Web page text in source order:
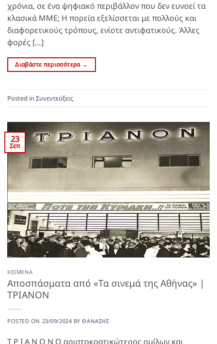
χρόνια, σε ένα ψηφιακό περιβάλλον που δεν ευνοεί τα
κλασικά ΜΜΕ; Η πορεία εξελίσσεται με πολλούς και
διαφορετικούς τρόπους, ενίοτε αντιφατικούς. Άλλες
φορές […]
Διαβάστε περισσότερα →
Posted in Συνεντεύξεις
23
Σεπ
ΚΕΊΜΕΝΑ
Αποσπάσματα από «Τα σινεμά της Αθήνας» |
ΤΡΙΑΝΟΝ
POSTED ON 23/09/2024 BYΘΑΝΆΣΗΣ
T Ρ Ι Α Ν Ο Ν Ο αριστοκρατικώτερος ομίλων και